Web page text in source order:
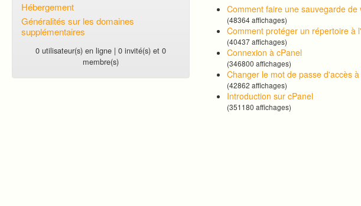
Hébergement
Généralités sur les domaines
supplémentaires
0 utilisateur(s) en ligne | 0 invité(s) et 0
membre(s)
Comment faire une sauvegarde de
(48364 affichages)
Comment protéger un répertoire à
(40437 affichages)
Connexion à cPanel
(346800 affichages)
Changer le mot de passe d'accès
(42862 affichages)
Introduction sur cPanel
(351180 affichages)